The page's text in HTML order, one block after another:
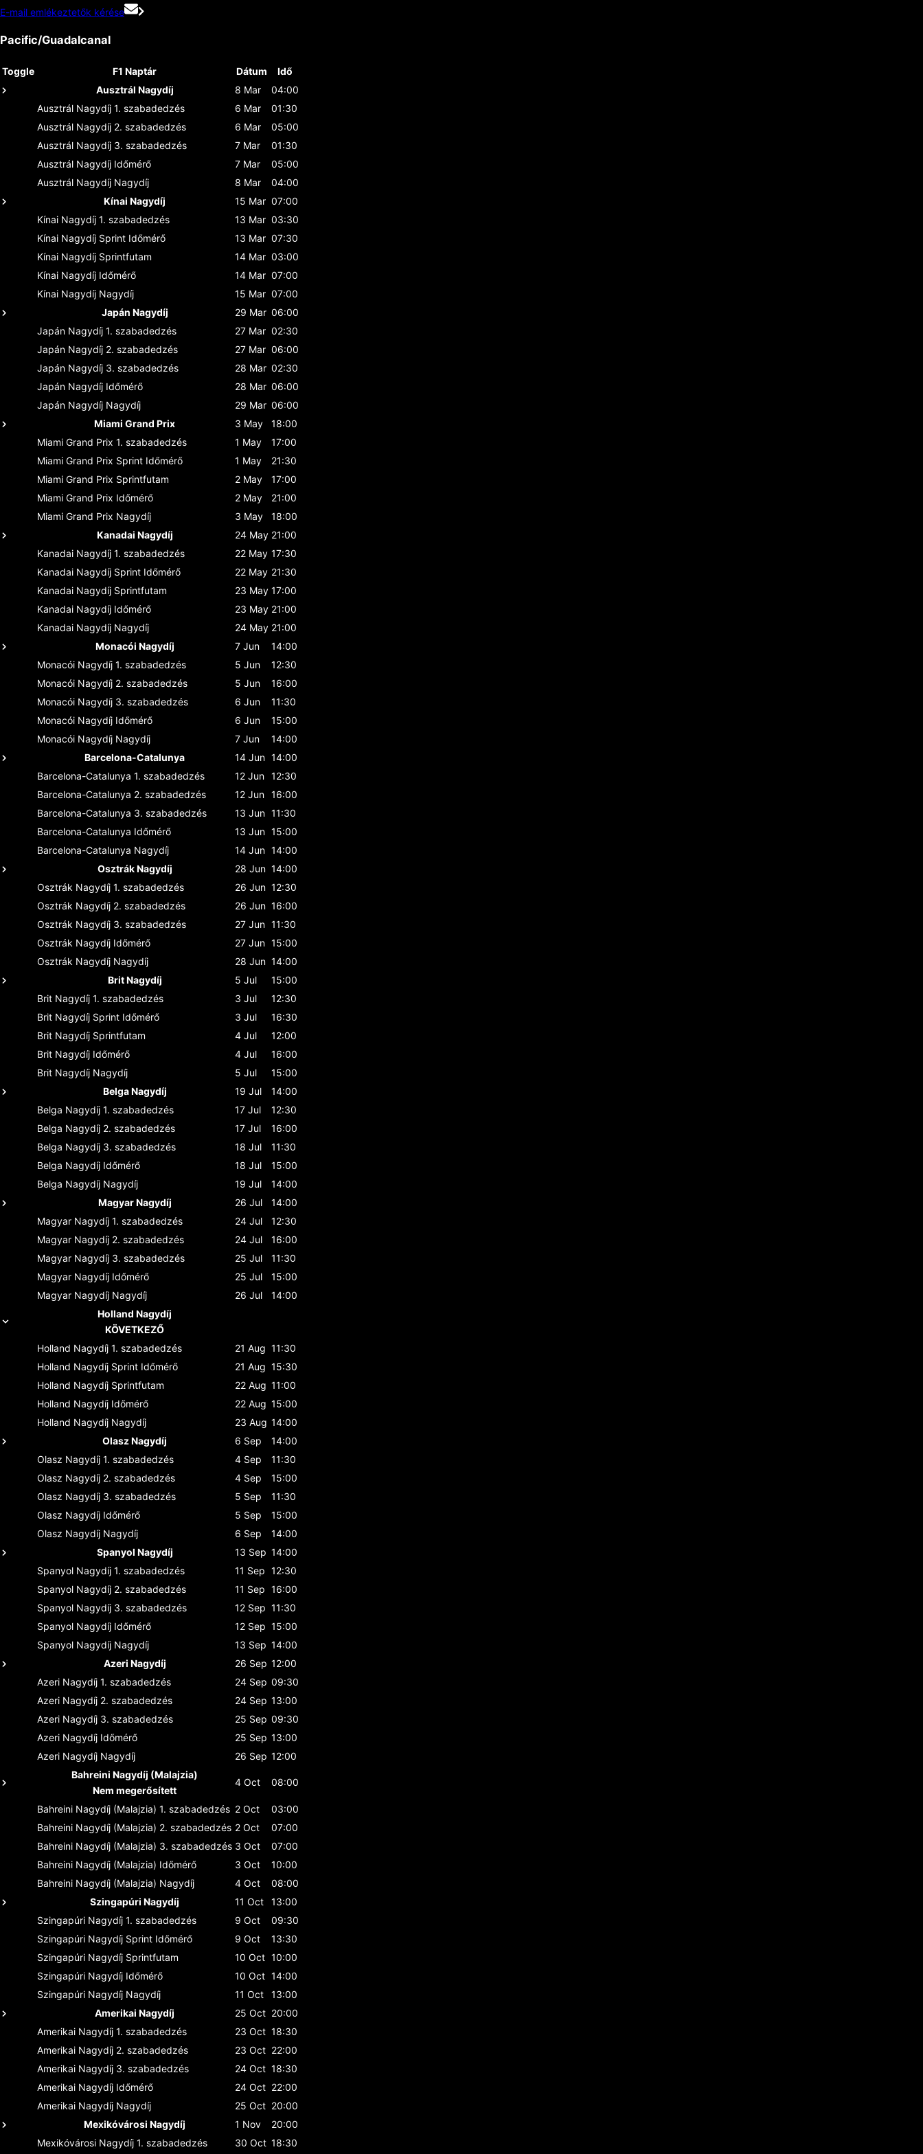
E-mail emlékeztetők kérése
Pacific/Guadalcanal
Toggle F1 Naptár Dátum
Idő
Ausztrál Nagydíj
8 Mar
04:00
Ausztrál Nagydíj 1. szabadedzés 6 Mar
01:30
Ausztrál Nagydíj 2. szabadedzés 6 Mar
05:00
Ausztrál Nagydíj 3. szabadedzés 7 Mar
01:30
Ausztrál Nagydíj Időmérő 7 Mar
05:00
Ausztrál Nagydíj Nagydíj 8 Mar
04:00
Kínai Nagydíj
15 Mar 07:00
Kínai Nagydíj 1. szabadedzés 13 Mar 03:30
Kínai Nagydíj Sprint Időmérő 13 Mar 07:30
Kínai Nagydíj Sprintfutam 14 Mar 03:00
Kínai Nagydíj Időmérő 14 Mar 07:00
Kínai Nagydíj Nagydíj 15 Mar 07:00
Japán Nagydíj
29 Mar 06:00
Japán Nagydíj 1. szabadedzés 27 Mar 02:30
Japán Nagydíj 2. szabadedzés 27 Mar 06:00
Japán Nagydíj 3. szabadedzés 28 Mar 02:30
Japán Nagydíj Időmérő 28 Mar 06:00
Japán Nagydíj Nagydíj 29 Mar 06:00
Miami Grand Prix
3 May
18:00
Miami Grand Prix 1. szabadedzés 1 May
17:00
Miami Grand Prix Sprint Időmérő 1 May
21:30
Miami Grand Prix Sprintfutam 2 May
17:00
Miami Grand Prix Időmérő 2 May
21:00
Miami Grand Prix Nagydíj 3 May
18:00
Kanadai Nagydíj
24 May 21:00
Kanadai Nagydíj 1. szabadedzés 22 May 17:30
Kanadai Nagydíj Sprint Időmérő 22 May 21:30
Kanadai Nagydíj Sprintfutam 23 May 17:00
Kanadai Nagydíj Időmérő 23 May 21:00
Kanadai Nagydíj Nagydíj 24 May 21:00
Monacói Nagydíj
7 Jun
14:00
Monacói Nagydíj 1. szabadedzés 5 Jun
12:30
Monacói Nagydíj 2. szabadedzés 5 Jun
16:00
Monacói Nagydíj 3. szabadedzés 6 Jun
11:30
Monacói Nagydíj Időmérő 6 Jun
15:00
Monacói Nagydíj Nagydíj 7 Jun
14:00
Barcelona-Catalunya
14 Jun 14:00
Barcelona-Catalunya 1. szabadedzés 12 Jun 12:30
Barcelona-Catalunya 2. szabadedzés 12 Jun 16:00
Barcelona-Catalunya 3. szabadedzés 13 Jun 11:30
Barcelona-Catalunya Időmérő 13 Jun 15:00
Barcelona-Catalunya Nagydíj 14 Jun 14:00
Osztrák Nagydíj
28 Jun 14:00
Osztrák Nagydíj 1. szabadedzés 26 Jun 12:30
Osztrák Nagydíj 2. szabadedzés 26 Jun 16:00
Osztrák Nagydíj 3. szabadedzés 27 Jun 11:30
Osztrák Nagydíj Időmérő 27 Jun 15:00
Osztrák Nagydíj Nagydíj 28 Jun 14:00
Brit Nagydíj
5 Jul
15:00
Brit Nagydíj 1. szabadedzés 3 Jul
12:30
Brit Nagydíj Sprint Időmérő 3 Jul
16:30
Brit Nagydíj Sprintfutam 4 Jul
12:00
Brit Nagydíj Időmérő 4 Jul
16:00
Brit Nagydíj Nagydíj 5 Jul
15:00
Belga Nagydíj
19 Jul
14:00
Belga Nagydíj 1. szabadedzés 17 Jul
12:30
Belga Nagydíj 2. szabadedzés 17 Jul
16:00
Belga Nagydíj 3. szabadedzés 18 Jul
11:30
Belga Nagydíj Időmérő 18 Jul
15:00
Belga Nagydíj Nagydíj 19 Jul
14:00
Magyar Nagydíj
26 Jul
14:00
Magyar Nagydíj 1. szabadedzés 24 Jul
12:30
Magyar Nagydíj 2. szabadedzés 24 Jul
16:00
Magyar Nagydíj 3. szabadedzés 25 Jul
11:30
Magyar Nagydíj Időmérő 25 Jul
15:00
Magyar Nagydíj Nagydíj 26 Jul
14:00
Holland Nagydíj
KÖVETKEZŐ
Holland Nagydíj 1. szabadedzés 21 Aug 11:30
Holland Nagydíj Sprint Időmérő 21 Aug 15:30
Holland Nagydíj Sprintfutam 22 Aug 11:00
Holland Nagydíj Időmérő 22 Aug 15:00
Holland Nagydíj Nagydíj 23 Aug 14:00
Olasz Nagydíj
6 Sep
14:00
Olasz Nagydíj 1. szabadedzés 4 Sep
11:30
Olasz Nagydíj 2. szabadedzés 4 Sep
15:00
Olasz Nagydíj 3. szabadedzés 5 Sep
11:30
Olasz Nagydíj Időmérő 5 Sep
15:00
Olasz Nagydíj Nagydíj 6 Sep
14:00
Spanyol Nagydíj
13 Sep 14:00
Spanyol Nagydíj 1. szabadedzés 11 Sep 12:30
Spanyol Nagydíj 2. szabadedzés 11 Sep 16:00
Spanyol Nagydíj 3. szabadedzés 12 Sep 11:30
Spanyol Nagydíj Időmérő 12 Sep 15:00
Spanyol Nagydíj Nagydíj 13 Sep 14:00
Azeri Nagydíj
26 Sep 12:00
Azeri Nagydíj 1. szabadedzés 24 Sep 09:30
Azeri Nagydíj 2. szabadedzés 24 Sep 13:00
Azeri Nagydíj 3. szabadedzés 25 Sep 09:30
Azeri Nagydíj Időmérő 25 Sep 13:00
Azeri Nagydíj Nagydíj 26 Sep 12:00
Bahreini Nagydíj (Malajzia)
Nem megerősített
4 Oct 08:00
Bahreini Nagydíj (Malajzia) 1. szabadedzés 2 Oct
03:00
Bahreini Nagydíj (Malajzia) 2. szabadedzés 2 Oct
07:00
Bahreini Nagydíj (Malajzia) 3. szabadedzés 3 Oct
07:00
Bahreini Nagydíj (Malajzia) Időmérő 3 Oct
10:00
Bahreini Nagydíj (Malajzia) Nagydíj 4 Oct
08:00
Szingapúri Nagydíj
11 Oct
13:00
Szingapúri Nagydíj 1. szabadedzés 9 Oct
09:30
Szingapúri Nagydíj Sprint Időmérő 9 Oct
13:30
Szingapúri Nagydíj Sprintfutam 10 Oct 10:00
Szingapúri Nagydíj Időmérő 10 Oct 14:00
Szingapúri Nagydíj Nagydíj 11 Oct
13:00
Amerikai Nagydíj
25 Oct 20:00
Amerikai Nagydíj 1. szabadedzés 23 Oct 18:30
Amerikai Nagydíj 2. szabadedzés 23 Oct 22:00
Amerikai Nagydíj 3. szabadedzés 24 Oct 18:30
Amerikai Nagydíj Időmérő 24 Oct 22:00
Amerikai Nagydíj Nagydíj 25 Oct 20:00
Mexikóvárosi Nagydíj
1 Nov
20:00
Mexikóvárosi Nagydíj 1. szabadedzés 30 Oct 18:30